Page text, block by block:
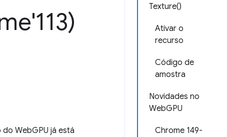
Texture()
Ativar o
recurso
Código de
amostra
Novidades no
WebGPU
Chrome 149-
WebGPU já está